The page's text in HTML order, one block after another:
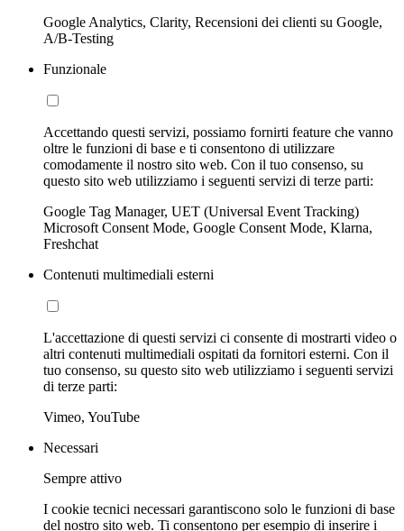
Google Analytics, Clarity, Recensioni dei clienti su Google,
A/B-Testing
Funzionale
Accettando questi servizi, possiamo fornirti feature che vanno
oltre le funzioni di base e ti consentono di utilizzare
comodamente il nostro sito web. Con il tuo consenso, su
questo sito web utilizziamo i seguenti servizi di terze parti:
Google Tag Manager, UET (Universal Event Tracking)
Microsoft Consent Mode, Google Consent Mode, Klarna,
Freshchat
Contenuti multimediali esterni
L'accettazione di questi servizi ci consente di mostrarti video o
altri contenuti multimediali ospitati da fornitori esterni. Con il
tuo consenso, su questo sito web utilizziamo i seguenti servizi
di terze parti:
Vimeo, YouTube
Necessari
Sempre attivo
I cookie tecnici necessari garantiscono solo le funzioni di base
del nostro sito web. Ti consentono per esempio di inserire i